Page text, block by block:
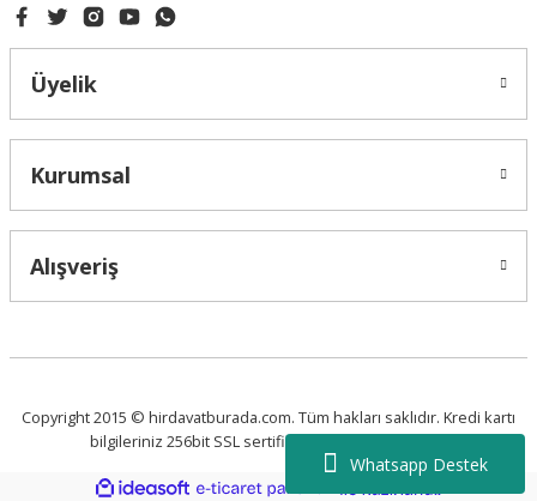
Whatsapp Destek
Üyelik
Kurumsal
Alışveriş
Copyright 2015 © hirdavatburada.com. Tüm hakları saklıdır. Kredi kartı
bilgileriniz 256bit SSL sertifikası ile korunmaktadır.
ideasoft